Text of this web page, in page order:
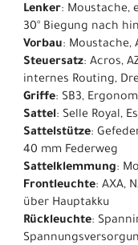
Lenker: Moustache,
30° Biegung nach
Vorbau: Moustache,
Steuersatz: Acros,
internes Routing,
Griffe: SB3,
Sattel: Selle Royal,
Sattelstütze:
40 mm Federweg
Sattelklemmung:
Frontleuchte: AXA,
über Hauptakku
Rückleuchte: